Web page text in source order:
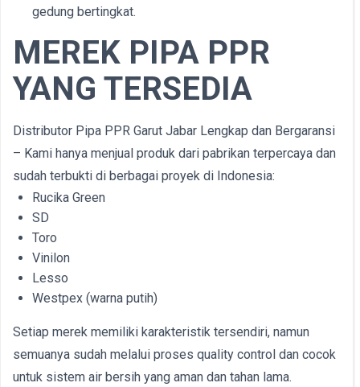
gedung bertingkat.
MEREK PIPA PPR
YANG TERSEDIA
Distributor Pipa PPR Garut Jabar Lengkap dan Bergaransi
– Kami hanya menjual produk dari pabrikan terpercaya dan
sudah terbukti di berbagai proyek di Indonesia:
Rucika Green
SD
Toro
Vinilon
Lesso
Westpex (warna putih)
Setiap merek memiliki karakteristik tersendiri, namun
semuanya sudah melalui proses quality control dan cocok
untuk sistem air bersih yang aman dan tahan lama.